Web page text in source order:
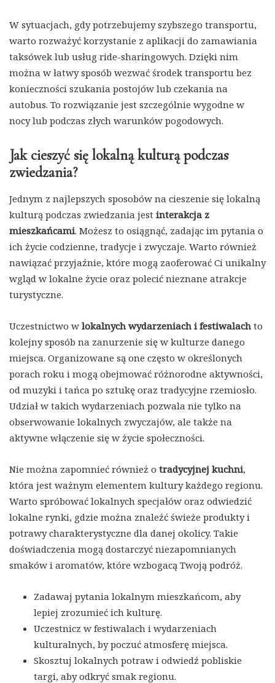
W sytuacjach, gdy potrzebujemy szybszego transportu,
warto rozważyć korzystanie z aplikacji do zamawiania
taksówek lub usług ride-sharingowych. Dzięki nim
można w łatwy sposób wezwać środek transportu bez
konieczności szukania postojów lub czekania na
autobus. To rozwiązanie jest szczególnie wygodne w
nocy lub podczas złych warunków pogodowych.
Jak cieszyć się lokalną kulturą podczas
zwiedzania?
Jednym z najlepszych sposobów na cieszenie się lokalną
kulturą podczas zwiedzania jest interakcja z
mieszkańcami. Możesz to osiągnąć, zadając im pytania o
ich życie codzienne, tradycje i zwyczaje. Warto również
nawiązać przyjaźnie, które mogą zaoferować Ci unikalny
wgląd w lokalne życie oraz polecić nieznane atrakcje
turystyczne.
Uczestnictwo w lokalnych wydarzeniach i festiwalach to
kolejny sposób na zanurzenie się w kulturze danego
miejsca. Organizowane są one często w określonych
porach roku i mogą obejmować różnorodne aktywności,
od muzyki i tańca po sztukę oraz tradycyjne rzemiosło.
Udział w takich wydarzeniach pozwala nie tylko na
obserwowanie lokalnych zwyczajów, ale także na
aktywne włączenie się w życie społeczności.
Nie można zapomnieć również o tradycyjnej kuchni,
która jest ważnym elementem kultury każdego regionu.
Warto spróbować lokalnych specjałów oraz odwiedzić
lokalne rynki, gdzie można znaleźć świeże produkty i
potrawy charakterystyczne dla danej okolicy. Takie
doświadczenia mogą dostarczyć niezapomnianych
smaków i aromatów, które wzbogacą Twoją podróż.
Zadawaj pytania lokalnym mieszkańcom, aby
lepiej zrozumieć ich kulturę.
Uczestnicz w festiwalach i wydarzeniach
kulturalnych, by poczuć atmosferę miejsca.
Skosztuj lokalnych potraw i odwiedź pobliskie
targi, aby odkryć smak regionu.